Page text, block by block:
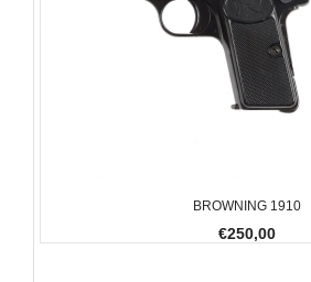
BROWNING 1910
€250,00